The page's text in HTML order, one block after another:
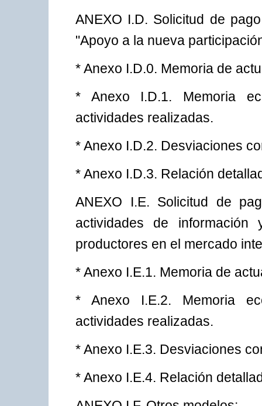
ANEXO I.D. Solicitud de
"Apoyo a la nueva
* Anexo I.D.0. Memoria de
* Anexo I.D.1. Memoria
actividades realizadas.
* Anexo I.D.2. Desviaciones
* Anexo I.D.3. Relación
ANEXO I.E. Solicitud de
actividades de
productores en el mercado
* Anexo I.E.1. Memoria de
* Anexo I.E.2. Memoria
actividades realizadas.
* Anexo I.E.3. Desviaciones
* Anexo I.E.4. Relación